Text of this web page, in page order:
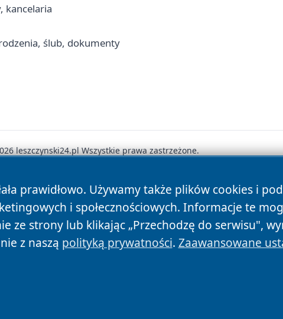
kancelaria
ślub, dokumenty
prawidłowo. Używamy także plików cookies i
i społecznościowych. Informacje te
ze strony lub klikając „Przechodzę do serwisu",
z naszą polityką prywatności. Zaawansowane
leszczynski24.pl Wszystkie prawa zastrzeżone.
Polityka Prywatności Polityka Cookies